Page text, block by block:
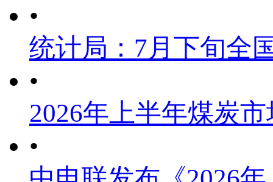
•
统计局：7月下旬全
•
2026年上半年煤炭
•